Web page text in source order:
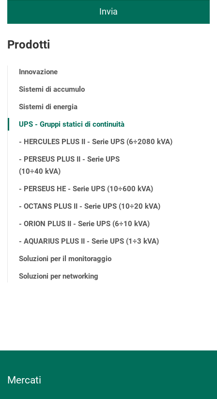
Prodotti
Innovazione
Sistemi di accumulo
Sistemi di energia
UPS - Gruppi statici di continuità
- HERCULES PLUS II - Serie UPS (6÷2080 kVA)
- PERSEUS PLUS II - Serie UPS
(10÷40 kVA)
- PERSEUS HE - Serie UPS (10÷600 kVA)
- OCTANS PLUS II - Serie UPS (10÷20 kVA)
- ORION PLUS II - Serie UPS (6÷10 kVA)
- AQUARIUS PLUS II - Serie UPS (1÷3 kVA)
Soluzioni per il monitoraggio
Soluzioni per networking
Mercati